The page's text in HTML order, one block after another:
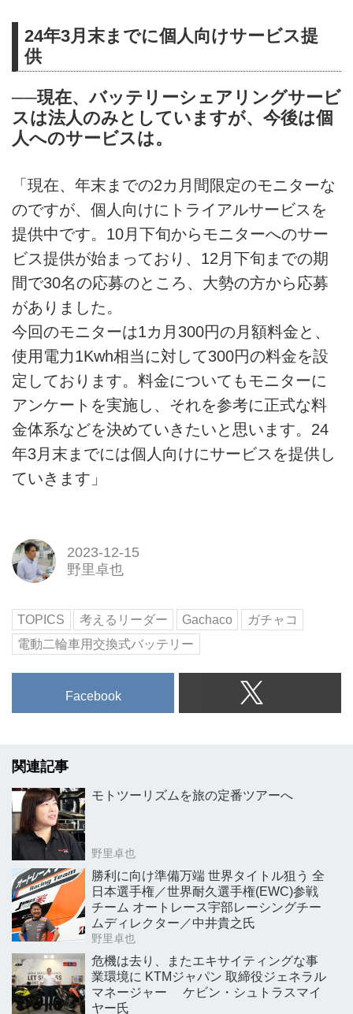
24年3月末までに個人向けサービス提
供
──現在、バッテリーシェアリングサービ
スは法人のみとしていますが、今後は個
人へのサービスは。
「現在、年末までの2カ月間限定のモニターな
のですが、個人向けにトライアルサービスを
提供中です。10月下旬からモニターへのサー
ビス提供が始まっており、12月下旬までの期
間で30名の応募のところ、大勢の方から応募
がありました。
今回のモニターは1カ月300円の月額料金と、
使用電力1Kwh相当に対して300円の料金を設
定しております。料金についてもモニターに
アンケートを実施し、それを参考に正式な料
金体系などを決めていきたいと思います。24
年3月末までには個人向けにサービスを提供し
ていきます」
2023-12-15
野里卓也
TOPICS 考えるリーダー Gachaco
ガチャコ
電動二輪車用交換式バッテリー
Facebook
関連記事
モトツーリズムを旅の定番ツアーへ
野里卓也
勝利に向け準備万端 世界タイトル狙う 全
日本選手権／世界耐久選手権(EWC)参戦
チーム オートレース宇部レーシングチー
ムディレクター／中井貴之氏
野里卓也
危機は去り、またエキサイティングな事
業環境に KTMジャパン 取締役ジェネラル
マネージャー ケビン・シュトラスマイ
ヤー氏